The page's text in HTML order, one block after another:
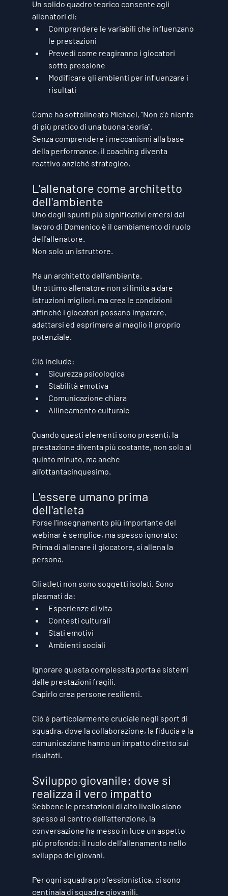
Un solido quadro teorico consente agli
allenatori di:
Comprendere le variabili che influenzano
le prestazioni
Prevedi come reagiranno i giocatori
sotto pressione
Modificare gli ambienti per influenzare i
risultati
Come ha sottolineato Michael, "Non c'è niente
di più pratico di una buona teoria".
Senza comprendere i meccanismi alla base
della performance, il coaching diventa
reattivo anziché strategico.
L'allenatore come architetto
dell'ambiente
Uno degli spunti più significativi emersi dal
lavoro di Domenico è il cambiamento di ruolo
dell'allenatore.
Non solo un istruttore.
Ma un architetto dell'ambiente.
Un ottimo allenatore non si limita a dare
istruzioni migliori, ma crea le condizioni
affinché i giocatori possano imparare,
adattarsi ed esprimere al meglio il proprio
potenziale.
Ciò include:
Sicurezza psicologica
Stabilità emotiva
Comunicazione chiara
Allineamento culturale
Quando questi elementi sono presenti, la
prestazione diventa più costante, non solo al
quinto minuto, ma anche
all'ottantacinquesimo.
L'essere umano prima
dell'atleta
Forse l'insegnamento più importante del
webinar è semplice, ma spesso ignorato:
Prima di allenare il giocatore, si allena la
persona.
Gli atleti non sono soggetti isolati. Sono
plasmati da:
Esperienze di vita
Contesti culturali
Stati emotivi
Ambienti sociali
Ignorare questa complessità porta a sistemi
dalle prestazioni fragili.
Capirlo crea persone resilienti.
Ciò è particolarmente cruciale negli sport di
squadra, dove la collaborazione, la fiducia e la
comunicazione hanno un impatto diretto sui
risultati.
Sviluppo giovanile: dove si
realizza il vero impatto
Sebbene le prestazioni di alto livello siano
spesso al centro dell'attenzione, la
conversazione ha messo in luce un aspetto
più profondo: il ruolo dell'allenamento nello
sviluppo dei giovani.
Per ogni squadra professionistica, ci sono
centinaia di squadre giovanili.